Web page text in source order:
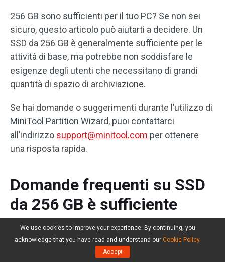
256 GB sono sufficienti per il tuo PC? Se non sei
sicuro, questo articolo può aiutarti a decidere. Un
SSD da 256 GB è generalmente sufficiente per le
attività di base, ma potrebbe non soddisfare le
esigenze degli utenti che necessitano di grandi
quantità di spazio di archiviazione.
Se hai domande o suggerimenti durante l’utilizzo di
MiniTool Partition Wizard, puoi contattarci
all’indirizzo support@minitool.com per ottenere
una risposta rapida.
Domande frequenti su SSD
da 256 GB è sufficiente
1. E se 256 GB non dovessero essere
We use cookies to improve your experience. By continuing, you
acknowledge that you have read and understand our Cookie Policy.
Accept